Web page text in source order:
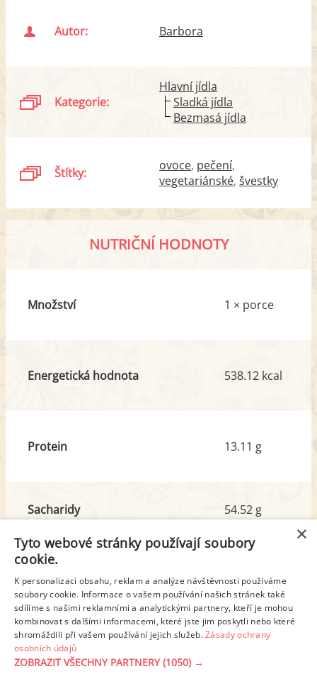
Autor: Barbora
Kategorie:
Hlavní jídla
Sladká jídla
Bezmasá jídla
Štítky: ovoce pečení
vegetariánské švestky
NUTRIČNÍ HODNOTY
Množství 1 × porce
Energetická hodnota 538.12 kcal
Protein 13.11 g
Sacharidy
54.52 g
Tuk
z toho nas. mastné kyseliny
26.84 g
15.89 g
Detailní rozpis
×
Tyto webové stránky používají soubory
cookie.
K personalizaci obsahu, reklam a analýze návštěvnosti používáme
soubory cookie. Informace o vašem používání našich stránek také
sdílíme s našimi reklamními a analytickými partnery, kteří je mohou
kombinovat s dalšími informacemi, které jste jim poskytli nebo které
shromáždili při vašem používání jejich služeb.Zásady ochrany
osobních údajů
ZOBRAZIT VŠECHNY PARTNERY(1050) →